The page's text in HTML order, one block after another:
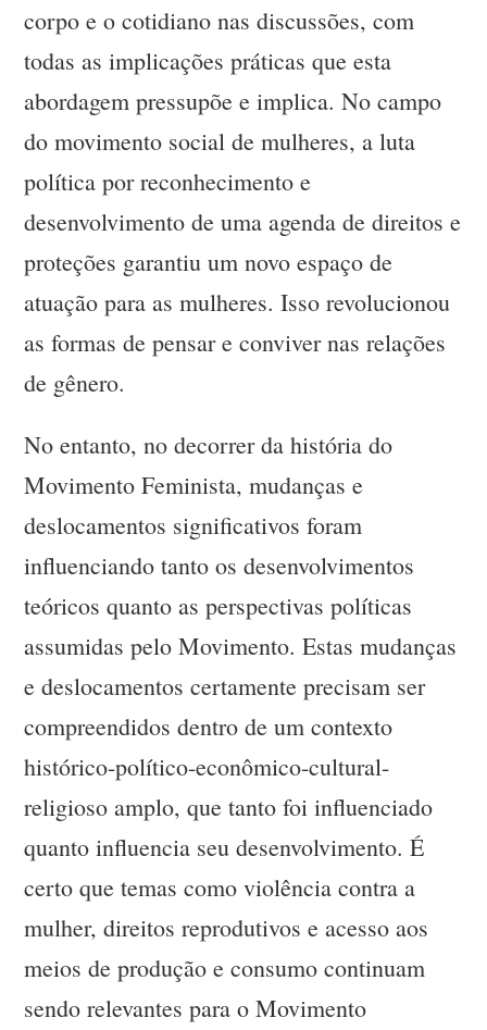
corpo e o cotidiano nas discussões, com
todas as implicações práticas que esta
abordagem pressupõe e implica. No campo
do movimento social de mulheres, a luta
política por reconhecimento e
desenvolvimento de uma agenda de direitos e
proteções garantiu um novo espaço de
atuação para as mulheres. Isso revolucionou
as formas de pensar e conviver nas relações
de gênero.
No entanto, no decorrer da história do
Movimento Feminista, mudanças e
deslocamentos significativos foram
influenciando tanto os desenvolvimentos
teóricos quanto as perspectivas políticas
assumidas pelo Movimento. Estas mudanças
e deslocamentos certamente precisam ser
compreendidos dentro de um contexto
histórico-político-econômico-cultural-
religioso amplo, que tanto foi influenciado
quanto influencia seu desenvolvimento. É
certo que temas como violência contra a
mulher, direitos reprodutivos e acesso aos
meios de produção e consumo continuam
sendo relevantes para o Movimento